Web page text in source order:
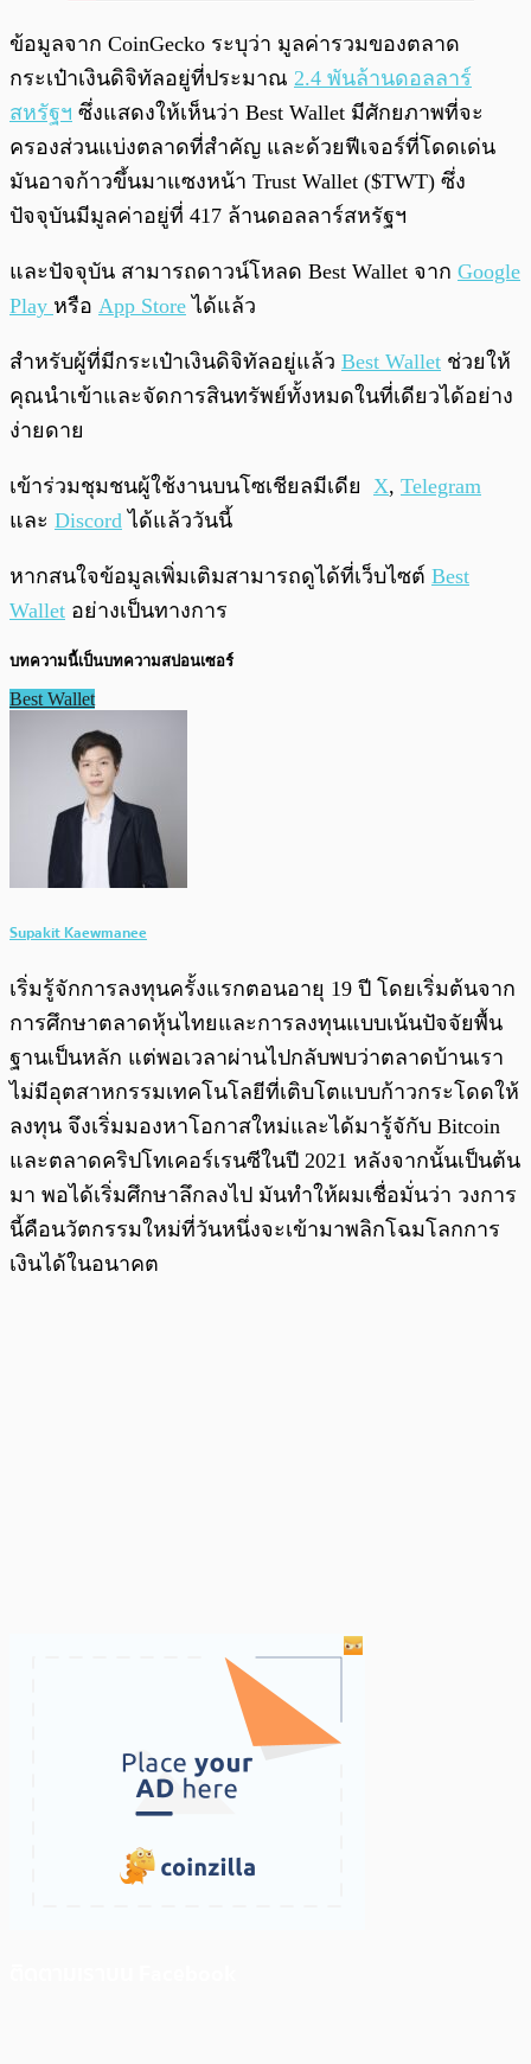
ข้อมูลจาก CoinGecko ระบุว่า มูลค่ารวมของตลาด
กระเป๋าเงินดิจิทัลอยู่ที่ประมาณ 2.4 พันล้านดอลลาร์
สหรัฐฯ ซึ่งแสดงให้เห็นว่า Best Wallet มีศักยภาพที่จะ
ครองส่วนแบ่งตลาดที่สำคัญ และด้วยฟีเจอร์ที่โดดเด่น
มันอาจก้าวขึ้นมาแซงหน้า Trust Wallet ($TWT) ซึ่ง
ปัจจุบันมีมูลค่าอยู่ที่ 417 ล้านดอลลาร์สหรัฐฯ
และปัจจุบัน สามารถดาวน์โหลด Best Wallet จาก Google
Play หรือ App Store ได้แล้ว
สำหรับผู้ที่มีกระเป๋าเงินดิจิทัลอยู่แล้ว Best Wallet ช่วยให้
คุณนำเข้าและจัดการสินทรัพย์ทั้งหมดในที่เดียวได้อย่าง
ง่ายดาย
เข้าร่วมชุมชนผู้ใช้งานบนโซเชียลมีเดีย X, Telegram
และ Discord ได้แล้ววันนี้
หากสนใจข้อมูลเพิ่มเติมสามารถดูได้ที่เว็บไซต์ Best
Wallet อย่างเป็นทางการ
บทความนี้เป็นบทความสปอนเซอร์
Best Wallet
Supakit Kaewmanee
เริ่มรู้จักการลงทุนครั้งแรกตอนอายุ 19 ปี โดยเริ่มต้นจาก
การศึกษาตลาดหุ้นไทยและการลงทุนแบบเน้นปัจจัยพื้น
ฐานเป็นหลัก แต่พอเวลาผ่านไปกลับพบว่าตลาดบ้านเรา
ไม่มีอุตสาหกรรมเทคโนโลยีที่เติบโตแบบก้าวกระโดดให้
ลงทุน จึงเริ่มมองหาโอกาสใหม่และได้มารู้จักับ Bitcoin
และตลาดคริปโทเคอร์เรนซีในปี 2021 หลังจากนั้นเป็นต้น
มา พอได้เริ่มศึกษาลึกลงไป มันทำให้ผมเชื่อมั่นว่า วงการ
นี้คือนวัตกรรมใหม่ที่วันหนึ่งจะเข้ามาพลิกโฉมโลกการ
เงินได้ในอนาคต